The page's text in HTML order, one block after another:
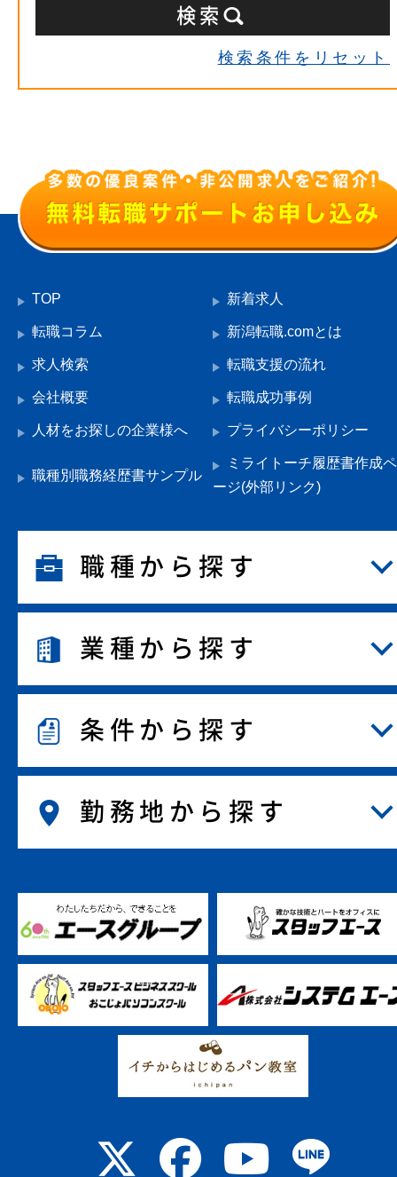
検索条件をリセット
TOP 新着求人
転職コラム 新潟転職.comとは
求人検索 転職支援の流れ
会社概要 転職成功事例
人材をお探しの企業様へ プライバシーポリシー
職種別職務経歴書サンプル
ミライトーチ履歴書作成ペ
ージ(外部リンク)
職種から探す
業種から探す
条件から探す
勤務地から探す